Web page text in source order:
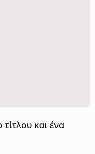
τίτλου και ένα